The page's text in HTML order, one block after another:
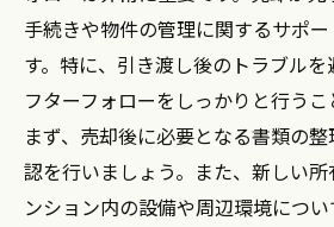
手続きや物件の管理に関するサポ
す。特に、引き渡し後のトラブル
フターフォローをしっかりと行うこ
まず、売却後に必要となる書類の
認を行いましょう。また、新しい
ンション内の設備や周辺環境につ